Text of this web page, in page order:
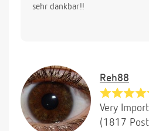
sehr dankbar!!
Reh88
Very
(1817